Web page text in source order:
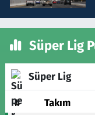
Süper Lig
Süper Lig
# Takım